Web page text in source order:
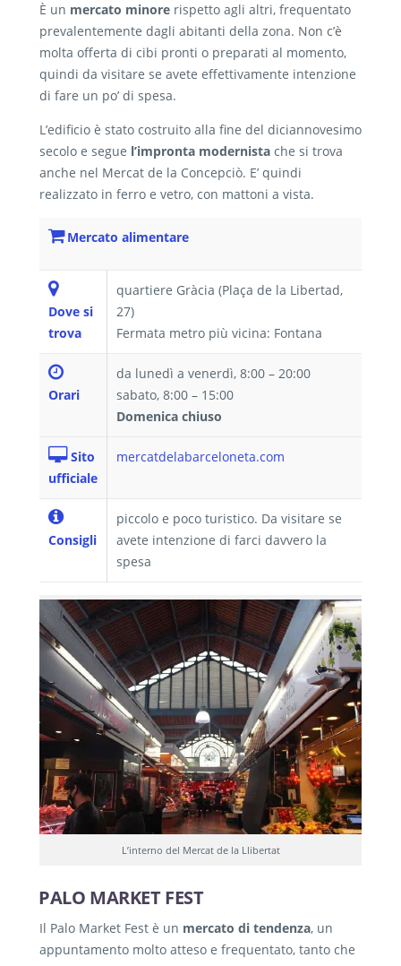
È un mercato minore rispetto agli altri, frequentato
prevalentemente dagli abitanti della zona. Non c’è
molta offerta di cibi pronti o preparati al momento,
quindi da visitare se avete effettivamente intenzione
di fare un po’ di spesa.
L’edificio è stato costruito alla fine del diciannovesimo
secolo e segue l’impronta modernista che si trova
anche nel Mercat de la Concepciò. E’ quindi
realizzato in ferro e vetro, con mattoni a vista.
Mercato alimentare
Dove si
trova
quartiere Gràcia (Plaça de la Libertad,
27)
Fermata metro più vicina: Fontana
Orari
da lunedì a venerdì, 8:00 – 20:00
sabato, 8:00 – 15:00
Domenica chiuso
Sito
ufficiale
mercatdelabarceloneta.com
Consigli
piccolo e poco turistico. Da visitare se
avete intenzione di farci davvero la
spesa
L’interno del Mercat de la Llibertat
PALO MARKET FEST
Il Palo Market Fest è un mercato di tendenza, un
appuntamento molto atteso e frequentato, tanto che